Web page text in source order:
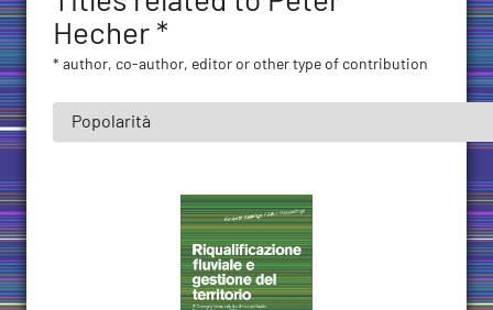
Hecher *
* author, co-author, editor or other type of contribution